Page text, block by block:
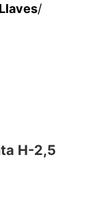
Llaves/
H-2,5